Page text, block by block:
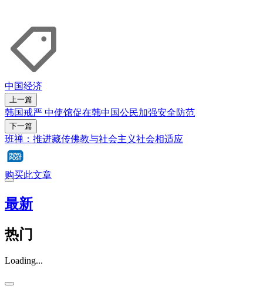
中国经济
上一篇
韩国戒严 中使馆促在韩中国公民加强安全防范
下一篇
班禅：推进藏传佛教与社会主义社会相适应
购买此文章
最新
热门
Loading...